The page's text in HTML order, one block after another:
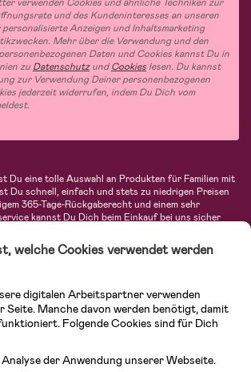
und des Kundeninteresses an unseren
Anzeigen und Inhaltsmarketing
Mehr über die Verwendung und den
Daten und Cookies kannst Du in
zu DatenschutzundCookies lesen. Du kannst
zur Verwendung Deiner personenbezogenen
jederzeit widerrufen, indem Du Dich vom
Du eine tolle Auswahl an Produkten für Familien mit
Du schnell, einfach und stets zu niedrigen Preisen
365-Tage-Rückgaberecht und einem sehr
kannst Du Dich beim Einkauf bei uns sicher
Babymode, Produkte für Mütter und eine Menge
Spielsachen, Babyprodukte und
Produkte von bekannten Herstellern wie Britax, Maxi-
LEGO und vielen mehr. Schau Dich um in
für Kinder & Babys. Willkommen!
welche Cookies verwendet werden
digitalen Arbeitspartner verwenden
Seite. Manche davon werden benötigt, damit
Folgende Cookies sind für Dich
der Anwendung unserer Webseite.